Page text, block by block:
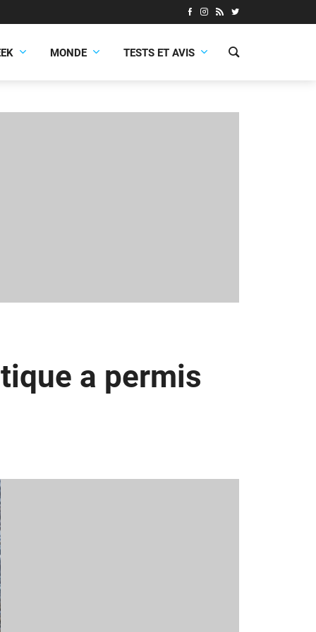
MONDE TESTS ET AVIS
a permis